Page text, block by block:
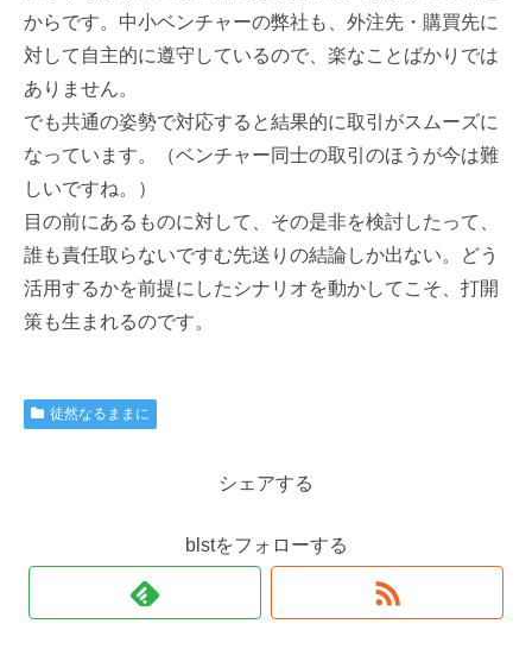
からです。中小ベンチャーの弊社も、外注先・購買先に
対して自主的に遵守しているので、楽なことばかりでは
ありません。
でも共通の姿勢で対応すると結果的に取引がスムーズに
なっています。（ベンチャー同士の取引のほうが今は難
しいですね。）
目の前にあるものに対して、その是非を検討したって、
誰も責任取らないですむ先送りの結論しか出ない。どう
活用するかを前提にしたシナリオを動かしてこそ、打開
策も生まれるのです。
徒然なるままに
シェアする
blstをフォローする